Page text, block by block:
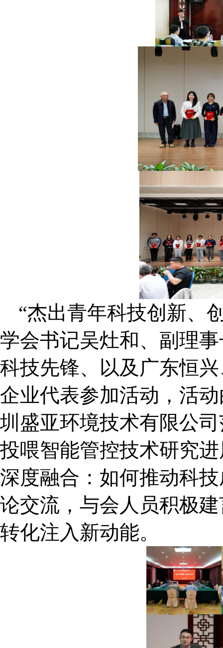
“杰出青年科技创新、
学会书记吴灶和、副理
科技先锋、以及广东恒
企业代表参加活动，活
圳盛亚环境技术有限公
投喂智能管控技术研究
深度融合：如何推动科
论交流，与会人员积极
转化注入新动能。